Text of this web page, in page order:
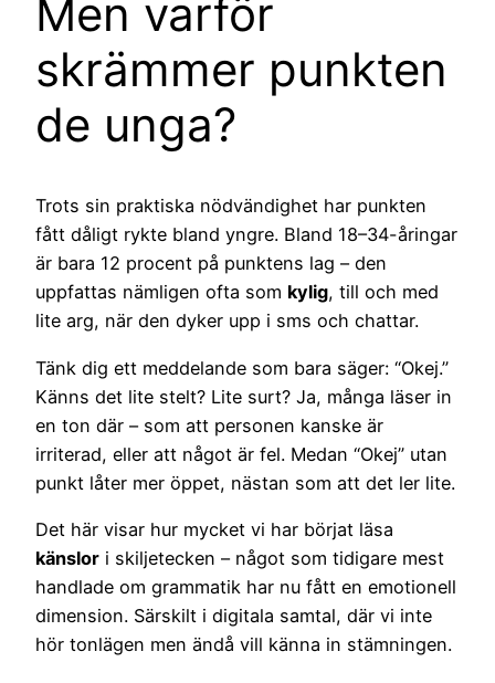
Men varför
skrämmer punkten
de unga?
Trots sin praktiska nödvändighet har punkten
fått dåligt rykte bland yngre. Bland 18–34-åringar
är bara 12 procent på punktens lag – den
uppfattas nämligen ofta som kylig, till och med
lite arg, när den dyker upp i sms och chattar.
Tänk dig ett meddelande som bara säger: “Okej.”
Känns det lite stelt? Lite surt? Ja, många läser in
en ton där – som att personen kanske är
irriterad, eller att något är fel. Medan “Okej” utan
punkt låter mer öppet, nästan som att det ler lite.
Det här visar hur mycket vi har börjat läsa
känslor i skiljetecken – något som tidigare mest
handlade om grammatik har nu fått en emotionell
dimension. Särskilt i digitala samtal, där vi inte
hör tonlägen men ändå vill känna in stämningen.